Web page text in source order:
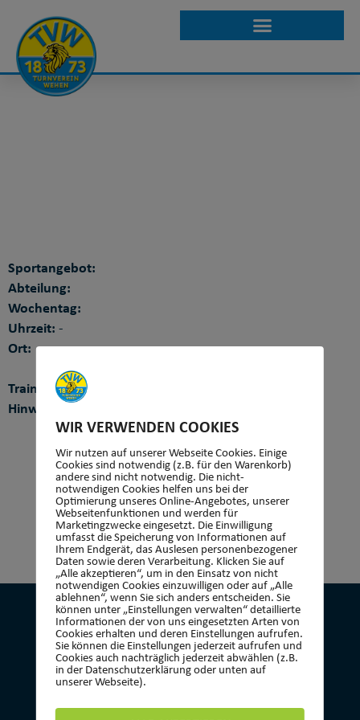
WPMP KURSE
DETAILANSICHT
Sportangebot:
Abteilung:
Wochentag:
Uhrzeit: -
Ort:
Trainer:
Hinweis:
KONTAKT
Turnverein 1873 Wehen e.V.
WIR VERWENDEN COOKIES
Wir nutzen auf unserer Webseite Cookies. Einige
Cookies sind notwendig (z.B. für den Warenkorb)
andere sind nicht notwendig. Die nicht-
notwendigen Cookies helfen uns bei der
Optimierung unseres Online-Angebotes, unserer
Webseitenfunktionen und werden für
Marketingzwecke eingesetzt. Die Einwilligung
umfasst die Speicherung von Informationen auf
Ihrem Endgerät, das Auslesen personenbezogener
Daten sowie deren Verarbeitung. Klicken Sie auf
„Alle akzeptieren“, um in den Einsatz von nicht
notwendigen Cookies einzuwilligen oder auf „Alle
ablehnen“, wenn Sie sich anders entscheiden. Sie
können unter „Einstellungen verwalten“ detaillierte
Informationen der von uns eingesetzten Arten von
Cookies erhalten und deren Einstellungen aufrufen.
Sie können die Einstellungen jederzeit aufrufen und
Cookies auch nachträglich jederzeit abwählen (z.B.
in der Datenschutzerklärung oder unten auf
unserer Webseite).